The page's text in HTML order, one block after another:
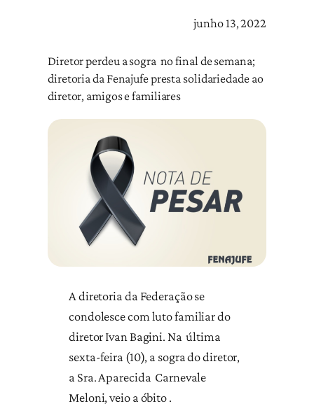
junho 13, 2022
Diretor perdeu a sogra no final de semana;
diretoria da Fenajufe presta solidariedade ao
diretor, amigos e familiares
A diretoria da Federação se
condolesce com luto familiar do
diretor Ivan Bagini. Na última
sexta-feira (10), a sogra do diretor,
a Sra. Aparecida Carnevale
Meloni, veio a óbito .